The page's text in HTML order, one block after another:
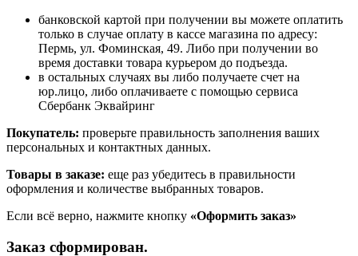
банковской картой при получении вы можете оплатить
только в случае оплату в кассе магазина по адресу:
Пермь, ул. Фоминская, 49. Либо при получении во
время доставки товара курьером до подъезда.
в остальных случаях вы либо получаете счет на
юр.лицо, либо оплачиваете с помощью сервиса
Сбербанк Эквайринг
Покупатель: проверьте правильность заполнения ваших
персональных и контактных данных.
Товары в заказе: еще раз убедитесь в правильности
оформления и количестве выбранных товаров.
Если всё верно, нажмите кнопку «Оформить заказ»
Заказ сформирован.